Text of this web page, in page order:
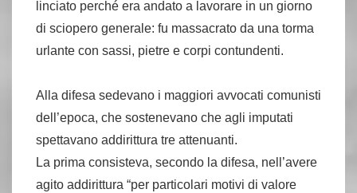
linciato perché era andato a lavorare in un giorno
di sciopero generale: fu massacrato da una torma
urlante con sassi, pietre e corpi contundenti.
Alla difesa sedevano i maggiori avvocati comunisti
dell’epoca, che sostenevano che agli imputati
spettavano addirittura tre attenuanti.
La prima consisteva, secondo la difesa, nell’avere
agito addirittura “per particolari motivi di valore